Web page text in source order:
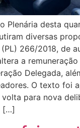
Plenária desta
diversas
266/2018, de
a
Delegada,
O texto foi
para nova
[…]